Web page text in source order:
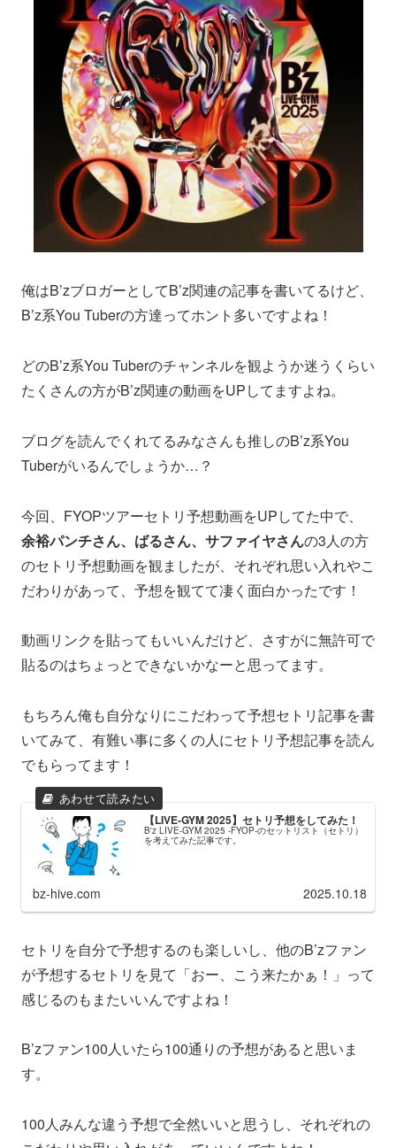
俺はB’zブロガーとしてB’z関連の記事を書いてるけど、
B’z系You Tuberの方達ってホント多いですよね！
どのB’z系You Tuberのチャンネルを観ようか迷うくらい
たくさんの方がB’z関連の動画をUPしてますよね。
ブログを読んでくれてるみなさんも推しのB’z系You
Tuberがいるんでしょうか…？
今回、FYOPツアーセトリ予想動画をUPしてた中で、
余裕パンチさん、ばるさん、サファイヤさんの3人の方
のセトリ予想動画を観ましたが、それぞれ思い入れやこ
だわりがあって、予想を観てて凄く面白かったです！
動画リンクを貼ってもいいんだけど、さすがに無許可で
貼るのはちょっとできないかなーと思ってます。
もちろん俺も自分なりにこだわって予想セトリ記事を書
いてみて、有難い事に多くの人にセトリ予想記事を読ん
でもらってます！
【LIVE-GYM 2025】セトリ予想をしてみた！
B'z LIVE-GYM 2025 -FYOP-のセットリスト（セトリ）
を考えてみた記事です。
bz-hive.com 2025.10.18
セトリを自分で予想するのも楽しいし、他のB’zファン
が予想するセトリを見て「おー、こう来たかぁ！」って
感じるのもまたいいんですよね！
B’zファン100人いたら100通りの予想があると思いま
す。
100人みんな違う予想で全然いいと思うし、それぞれの